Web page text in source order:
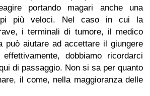
portando magari anche una
più veloci. Nel caso in cui la
i terminali di tumore, il medico
può aiutare ad accettare il giungere
dobbiamo ricordarci
di passaggio. Non si sa per quanto
il come, nella maggioranza delle